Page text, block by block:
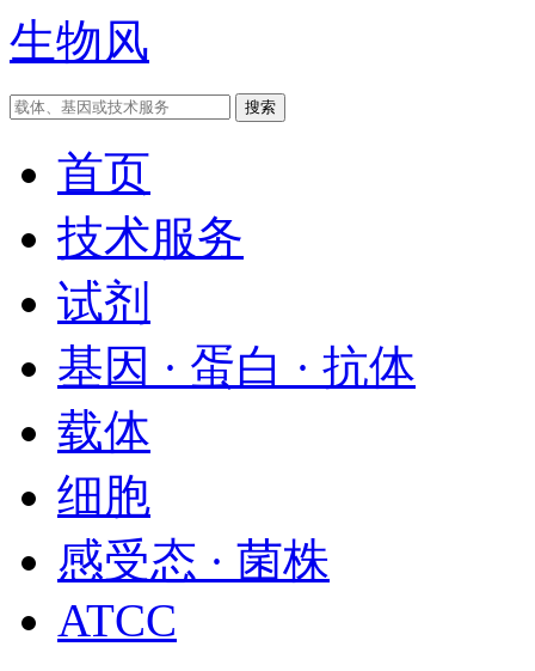
生物风
首页
技术服务
试剂
基因 · 蛋白 · 抗体
载体
细胞
感受态 · 菌株
ATCC